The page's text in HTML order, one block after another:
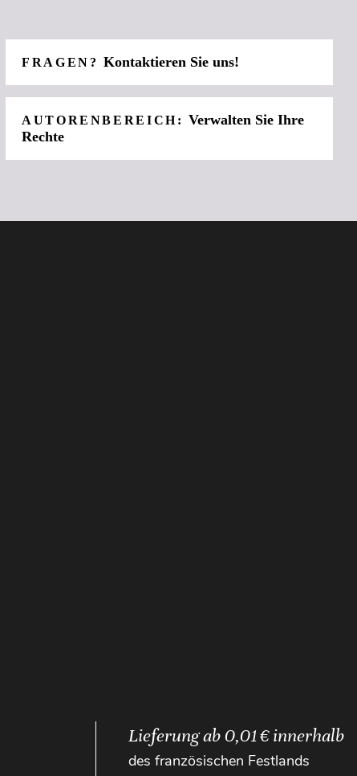
FRAGEN?Kontaktieren Sie uns!
AUTORENBEREICH:Verwalten Sie Ihre
Rechte
Lieferung ab 0,01 € innerhalb
des französischen Festlands